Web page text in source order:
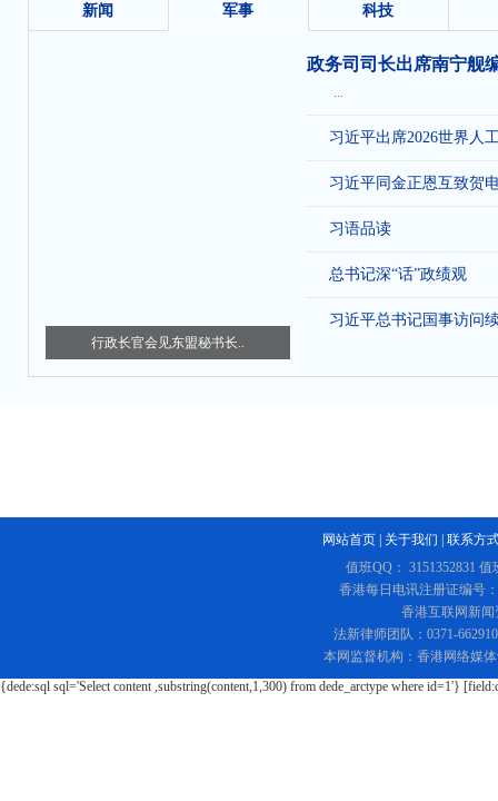
新闻 军事 科技
行政长官会见东盟秘书长..
政务司司长出席南宁舰
习近平出席2026世界人
习近平同金正恩互致贺
习语品读
总书记深“话”政绩观
习近平总书记国事访问
网站首页 关于我们
联系方
值班QQ： 3151352831
香港每日电讯注册证编号
香港互联网新闻
法新律师团队：0371-
本网监督机构：香港网络媒
{dede:sql sql='Select content ,substring(content,1,300) from dede_arctype where id=1'}